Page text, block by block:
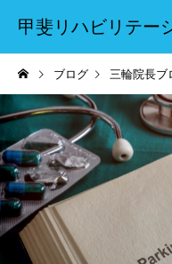
甲斐リハビリテー
ブログ 三輪院長ブ